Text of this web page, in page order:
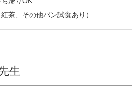
茶、その他パン試食あり）
生